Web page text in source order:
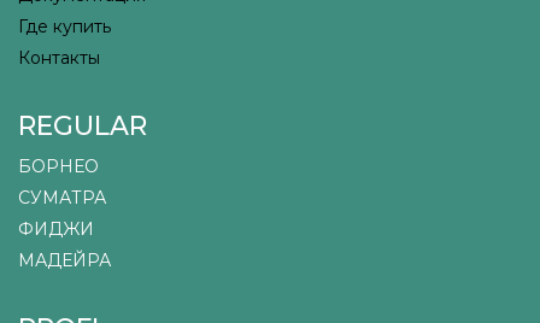
Где купить
Контакты
REGULAR
БОРНЕО
СУМАТРА
ФИДЖИ
МАДЕЙРА